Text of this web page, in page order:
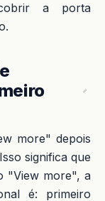
a porta
more" depois
significa que
"View more", a
é: primeiro